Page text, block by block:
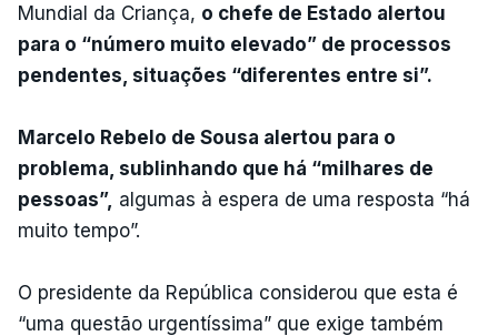
Mundial da Criança, o chefe de Estado alertou
para o “número muito elevado” de processos
pendentes, situações “diferentes entre si”.
Marcelo Rebelo de Sousa alertou para o
problema, sublinhando que há “milhares de
pessoas”, algumas à espera de uma resposta “há
muito tempo”.
O presidente da República considerou que esta é
“uma questão urgentíssima” que exige também